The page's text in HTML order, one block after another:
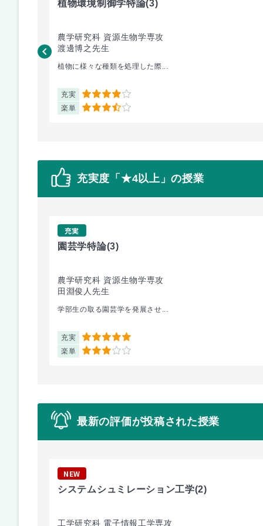
植物環境制御学特論(3)
農学研究科 資源生物学専攻
渡邊博之先生
植物に様々な種類を処理した際...
充実 4
楽単 3.5
充実度「★4以上」の授業
充実
園芸学特論(3)
農学研究科 資源生物学専攻
田淵俊人先生
学部生の取る園芸学を発展させ...
充実 5
楽単 3
最新の評価が投稿された授業
NEW
システムシュミレーション工学(2)
工学研究科 電子情報工学専攻